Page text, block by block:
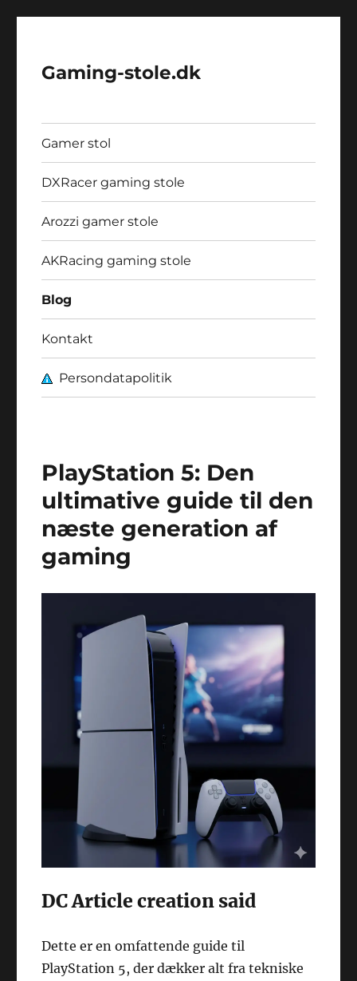
Gaming-stole.dk
Gamer stol
DXRacer gaming stole
Arozzi gamer stole
AKRacing gaming stole
Blog
Kontakt
Persondatapolitik
BlogPlayStation 5: Den
ultimative guide til den
næste generation af
gaming
DC Article creation said
Dette er en omfattende guide til
PlayStation 5, der dækker alt fra tekniske